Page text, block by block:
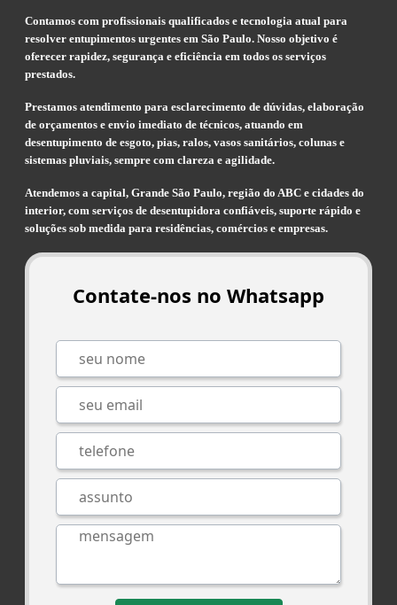
Contamos com profissionais qualificados e tecnologia atual para
resolver entupimentos urgentes em São Paulo. Nosso objetivo é
oferecer rapidez, segurança e eficiência em todos os serviços
prestados.
Prestamos atendimento para esclarecimento de dúvidas, elaboração
de orçamentos e envio imediato de técnicos, atuando em
desentupimento de esgoto, pias, ralos, vasos sanitários, colunas e
sistemas pluviais, sempre com clareza e agilidade.
Atendemos a capital, Grande São Paulo, região do ABC e cidades do
interior, com serviços de desentupidora confiáveis, suporte rápido e
soluções sob medida para residências, comércios e empresas.
Contate-nos no Whatsapp